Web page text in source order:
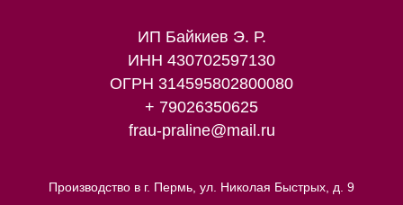
ИП Байкиев Э. Р.
ИНН 430702597130
ОГРН 314595802800080
+ 79026350625
frau-praline@mail.ru
Производство в г. Пермь, ул. Николая Быстрых, д. 9